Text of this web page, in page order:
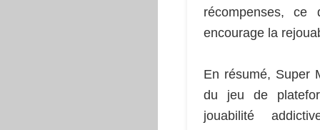
récompenses,
encourage la
En résumé, Super
du jeu de
jouabilité